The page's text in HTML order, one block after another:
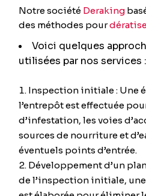
Notre société Deraking
des méthodes pour
Voici quelques
utilisées par nos services :
Inspection initiale : Une
l’entrepôt est effectuée
d’infestation, les voies
sources de nourriture et
éventuels points d’entrée.
Développement d’un
de l’inspection initiale,